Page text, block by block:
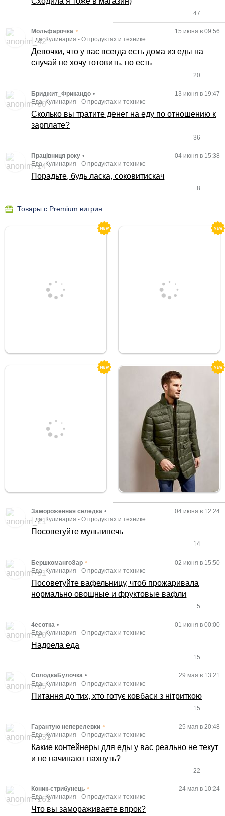
47
Мольфарочка •
15 июня в 09:56
Еда, Кулинария -О продуктах и технике
Девочки, что у вас всегда есть дома из еды на
случай не хочу готовить, но есть
20
Бриджит_Фрикандо •
13 июня в 19:47
Еда, Кулинария -О продуктах и технике
Сколько вы тратите денег на еду по отношению к
зарплате?
36
Працівниця року •
04 июня в 15:38
Еда, Кулинария -О продуктах и технике
Порадьте, будь ласка, соковитискач
8
Товары с Premium витрин
Замороженная селедка •
04 июня в 12:24
Еда, Кулинария -О продуктах и технике
Посоветуйте мультипечь
14
БершкомангоЗар •
02 июня в 15:50
Еда, Кулинария -О продуктах и технике
Посоветуйте вафельницу, чтоб прожаривала
нормально овощные и фруктовые вафли
5
4есотка •
01 июня в 00:00
Еда, Кулинария -О продуктах и технике
Надоела еда
15
СолодкаБулочка •
29 мая в 13:21
Еда, Кулинария -О продуктах и технике
Питання до тих, хто готує ковбаси з нітриткою
15
Гарантую неперелевки •
25 мая в 20:48
Еда, Кулинария -О продуктах и технике
Какие контейнеры для еды у вас реально не текут
и не начинают пахнуть?
22
Коник-стрибунець •
24 мая в 10:24
Еда, Кулинария -О продуктах и технике
Что вы замораживаете впрок?